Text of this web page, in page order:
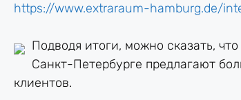
https://www.extraraum-hamburg.de/
Подводя итоги, можно сказать,
Санкт-Петербурге предлагают
клиентов.